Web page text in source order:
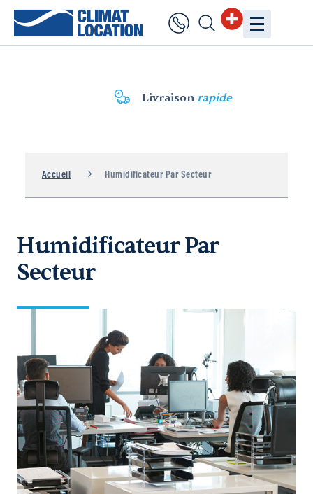
Livraisonrapide
Accueil Humidificateur Par Secteur
Humidificateur Par
Secteur